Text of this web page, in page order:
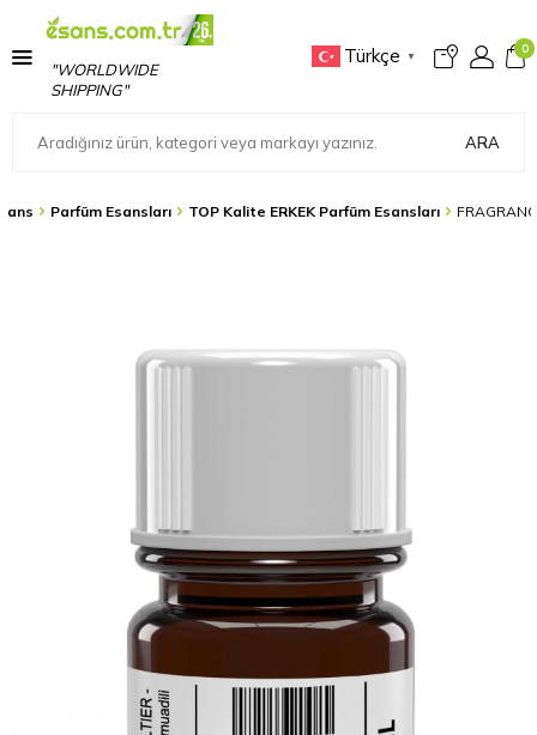
"WORLDWIDE
SHIPPING"
Türkçe ▼
0
ARA
Parfüm Esansları TOP Kalite ERKEK Parfüm Esansları